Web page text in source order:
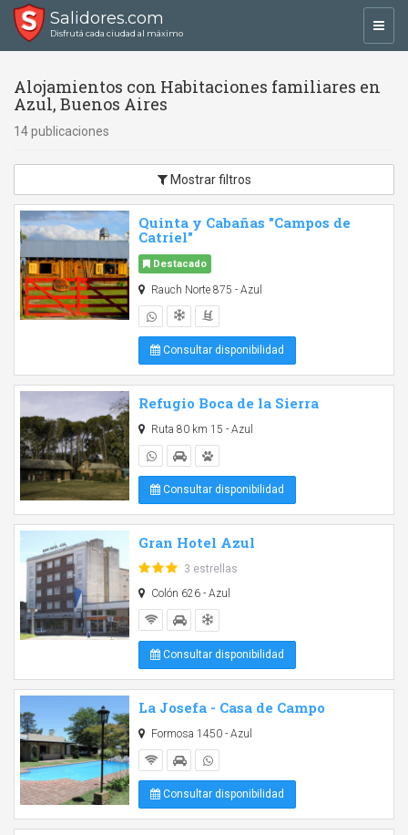
Salidores.com
Disfrutá cada ciudad al máximo
Alojamientos con Habitaciones familiares en
Azul, Buenos Aires
14 publicaciones
Mostrar filtros
Quinta y Cabañas "Campos de
Catriel"
Destacado
Rauch Norte 875 - Azul
Consultar disponibilidad
Refugio Boca de la Sierra
Ruta 80 km 15 - Azul
Consultar disponibilidad
Gran Hotel Azul
3 estrellas
Colón 626 - Azul
Consultar disponibilidad
La Josefa - Casa de Campo
Formosa 1450 - Azul
Consultar disponibilidad